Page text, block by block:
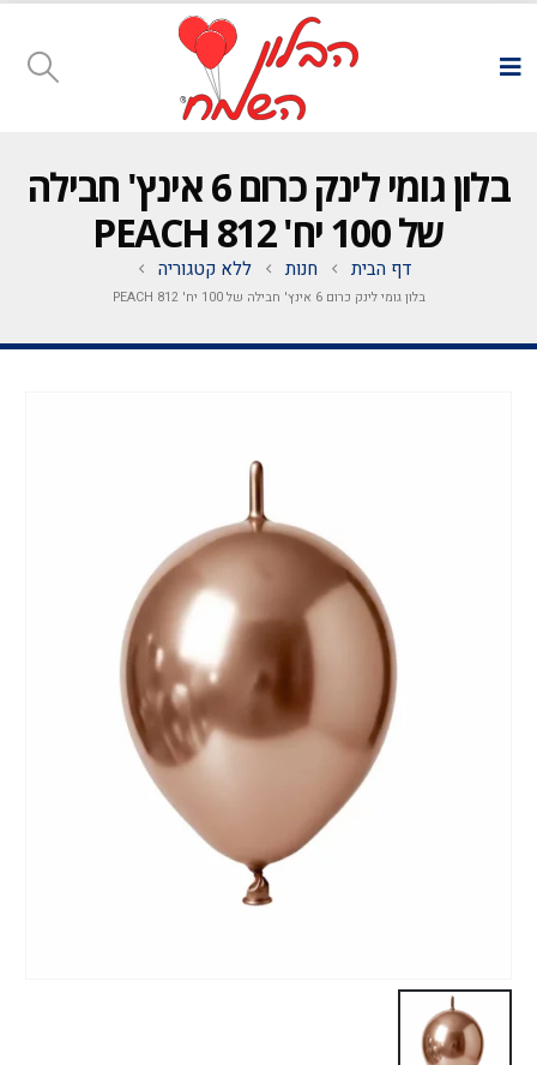
בלון גומי לינק כרום 6 אינץ' חבילה
של 100 יח' PEACH 812
דף הבית חנות ללא קטגוריה
בלון גומי לינק כרום 6 אינץ' חבילה של 100 יח' PEACH 812